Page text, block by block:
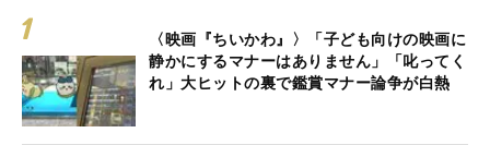
〈映画『ちいかわ』〉「子ども向けの映画に
静かにするマナーはありません」「叱ってく
れ」大ヒットの裏で鑑賞マナー論争が白熱